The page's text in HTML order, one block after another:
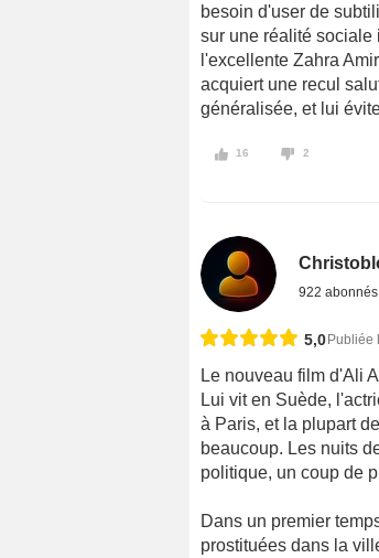
besoin d'user de
sur une réalité sociale
l'excellente Zahra
acquiert une recul
généralisée, et lui
16 2
922 abonnés
5,0Publiée
Le nouveau film d'Ali
Lui vit en Suède,
à Paris, et la plupart
beaucoup. Les nuits
politique, un coup de
Dans un premier
prostituées dans la